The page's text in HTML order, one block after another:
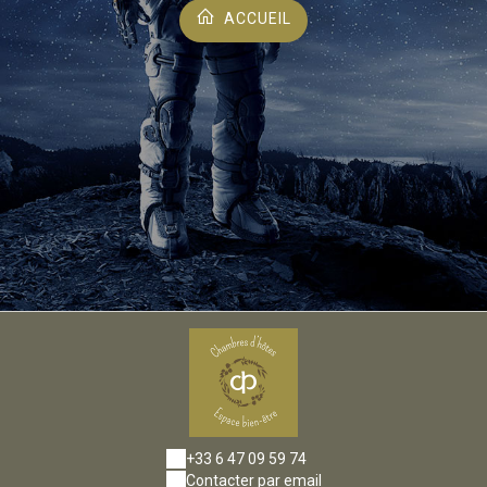
ACCUEIL
+33 6 47 09 59 74
Contacter par email